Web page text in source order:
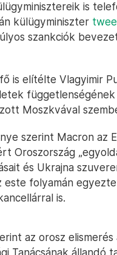
is
külügyminiszter
szankciók
is elítélte Vlagyimir
függetlenségének
Moszkvával
szerint Macron az
Oroszország
és Ukrajna
este folyamán
is.
az orosz
Tanácsának állandó